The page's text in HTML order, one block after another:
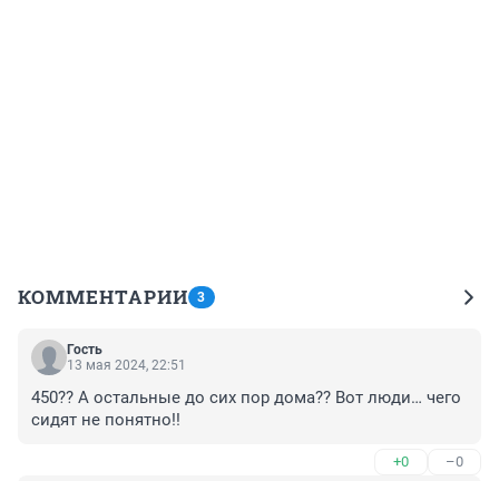
КОММЕНТАРИИ 3
Гость
13 мая 2024, 22:51
450?? А остальные до сих пор дома?? Вот люди… чего
сидят не понятно!!
+0 –0